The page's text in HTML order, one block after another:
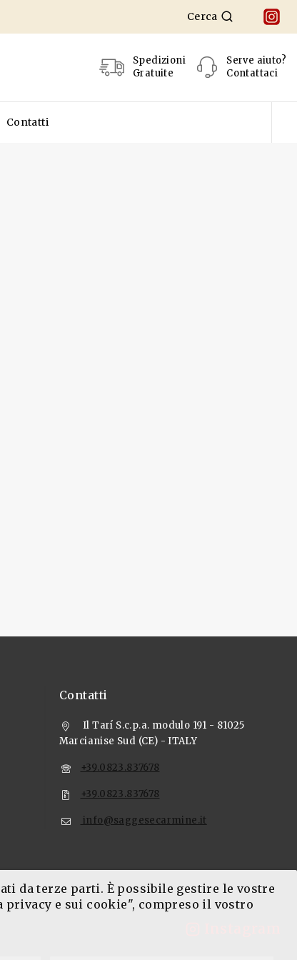
Cerca
Spedizioni
Gratuite
Serve aiuto?
Contattaci
Contatti
Contatti
Il Tarí S.c.p.a. modulo 191 - 81025
Marcianise Sud (CE) - ITALY
+39.0823.837678
+39.0823.837678
info@saggesecarmine.it
da terze parti. È possibile gestire le vostre
e sui cookie", compreso il vostro